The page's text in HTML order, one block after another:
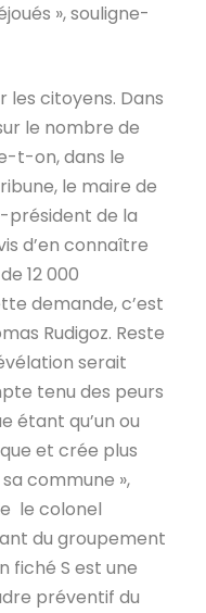
», souligne-
les citoyens. Dans
le nombre de
t-on, dans le
le maire de
président de la
d’en connaître
12 000
demande, c’est
Rudigoz. Reste
serait
tenu des peurs
étant qu’un ou
et crée plus
commune »,
le colonel
du groupement
fiché S est une
préventif du